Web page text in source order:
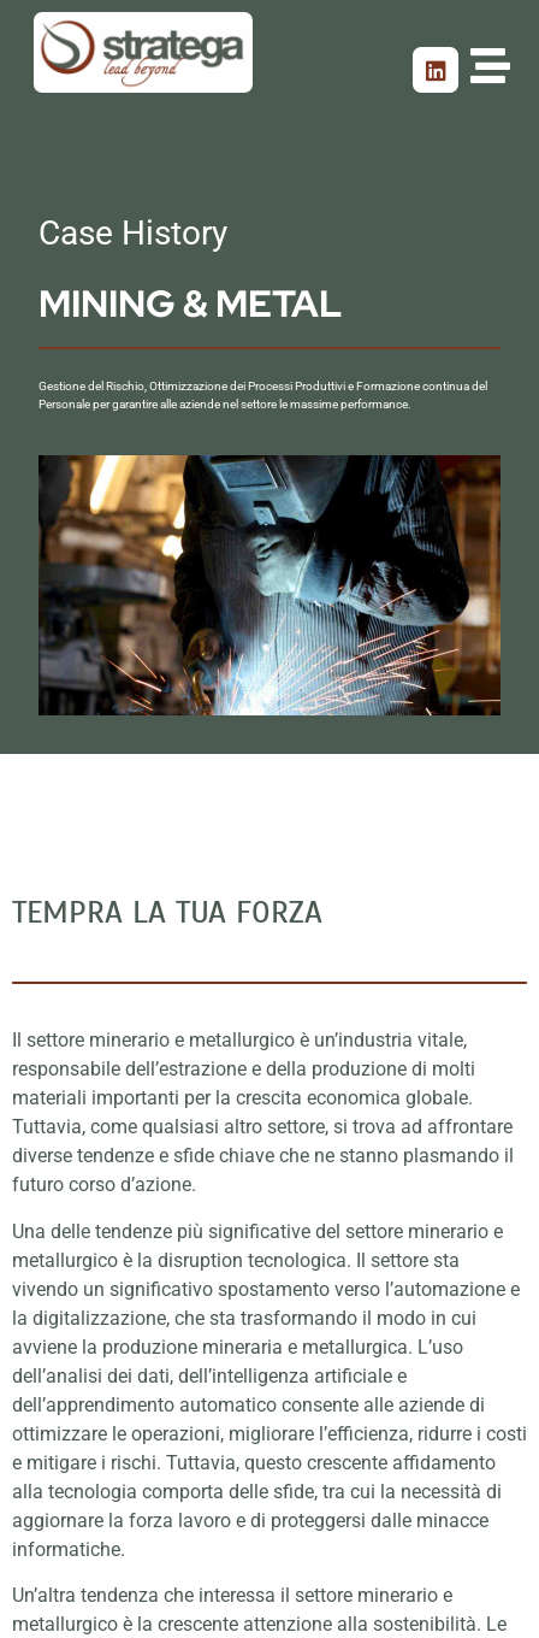
Case History
MINING & METAL
Gestione del Rischio, Ottimizzazione dei Processi Produttivi e Formazione continua del
Personale per garantire alle aziende nel settore le massime performance.
TEMPRA LA TUA FORZA
Il settore minerario e metallurgico è un’industria vitale,
responsabile dell’estrazione e della produzione di molti
materiali importanti per la crescita economica globale.
Tuttavia, come qualsiasi altro settore, si trova ad affrontare
diverse tendenze e sfide chiave che ne stanno plasmando il
futuro corso d’azione.
Una delle tendenze più significative del settore minerario e
metallurgico è la disruption tecnologica. Il settore sta
vivendo un significativo spostamento verso l’automazione e
la digitalizzazione, che sta trasformando il modo in cui
avviene la produzione mineraria e metallurgica. L’uso
dell’analisi dei dati, dell’intelligenza artificiale e
dell’apprendimento automatico consente alle aziende di
ottimizzare le operazioni, migliorare l’efficienza, ridurre i costi
e mitigare i rischi. Tuttavia, questo crescente affidamento
alla tecnologia comporta delle sfide, tra cui la necessità di
aggiornare la forza lavoro e di proteggersi dalle minacce
informatiche.
Un’altra tendenza che interessa il settore minerario e
metallurgico è la crescente attenzione alla sostenibilità. Le